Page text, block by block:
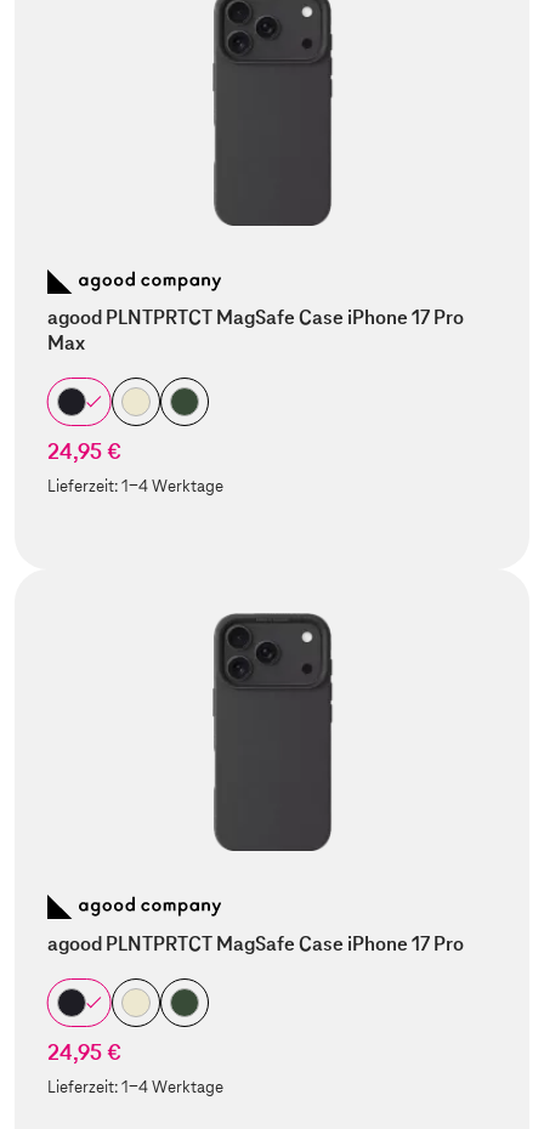
agood PLNTPRTCT MagSafe Case iPhone 17 Pro
Max
24,95 €
Lieferzeit:1-4 Werktage
agood PLNTPRTCT MagSafe Case iPhone 17 Pro
24,95 €
Lieferzeit:1-4 Werktage